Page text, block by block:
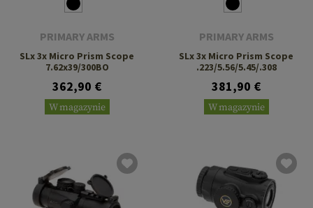
PRIMARY ARMS
SLx 3x Micro Prism Scope
7.62x39/300BO
362,90 €
W magazynie
PRIMARY ARMS
SLx 3x Micro Prism Scope
.223/5.56/5.45/.308
381,90 €
W magazynie